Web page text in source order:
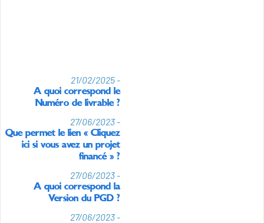
21/02/2025 -
A quoi correspond le
Numéro de livrable ?
27/06/2023 -
Que permet le lien « Cliquez
ici si vous avez un projet
financé » ?
27/06/2023 -
A quoi correspond la
Version du PGD ?
27/06/2023 -